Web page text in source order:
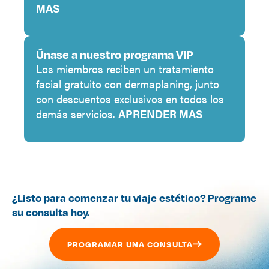
MAS
Únase a nuestro programa VIP
Los miembros reciben un tratamiento
facial gratuito con dermaplaning, junto
con descuentos exclusivos en todos los
demás servicios. APRENDER MAS
¿Listo para comenzar tu viaje estético? Programe
su consulta hoy.
PROGRAMAR UNA CONSULTA